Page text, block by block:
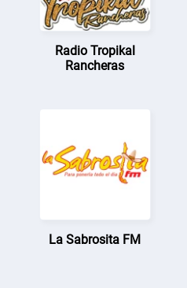
Radio Tropikal
Rancheras
La Sabrosita FM